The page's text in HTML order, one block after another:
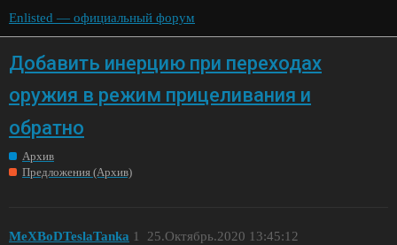
Enlisted — официальный форум
Добавить инерцию при переходах
оружия в режим прицеливания и
обратно
Архив
Предложения (Архив)
MeXBoDTeslaTanka 25.Октябрь.2020 13:45:12
1